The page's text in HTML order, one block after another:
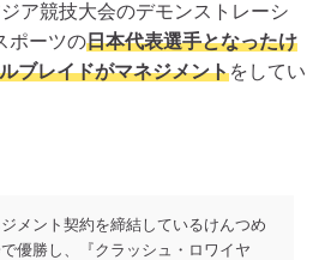
ア競技大会のデモンストレーシ
ポーツの日本代表選手となったけ
ブレイドがマネジメントをしてい
メント契約を締結しているけんつめ
優勝し、『クラッシュ・ロワイヤ